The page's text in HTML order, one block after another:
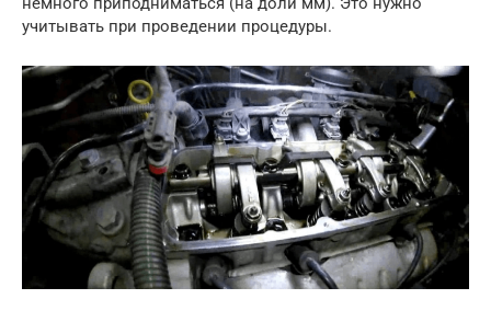
учитывать при проведении процедуры.